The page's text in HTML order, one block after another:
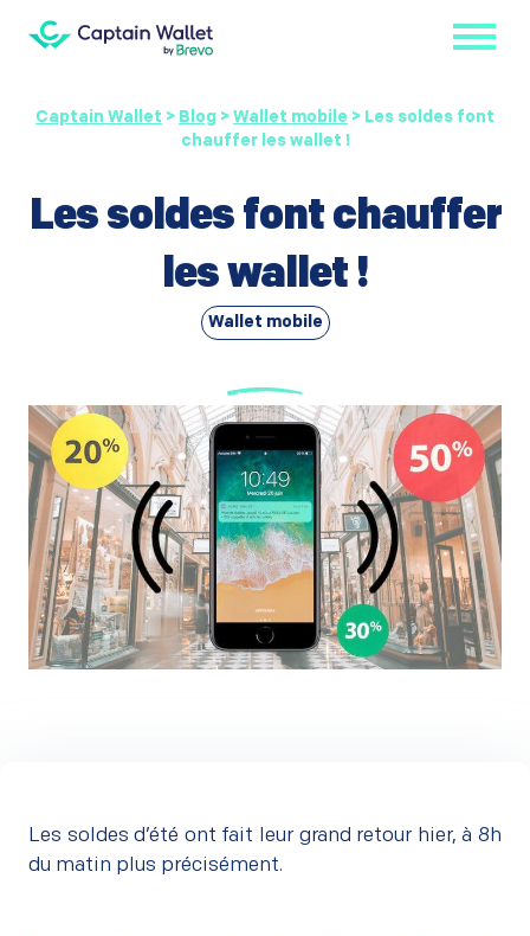
Captain Wallet > Blog > Wallet mobile > Les soldes font
chauffer les wallet !
Les soldes font chauffer
les wallet !
Wallet mobile
Les soldes d’été ont fait leur grand retour hier, à 8h
du matin plus précisément.